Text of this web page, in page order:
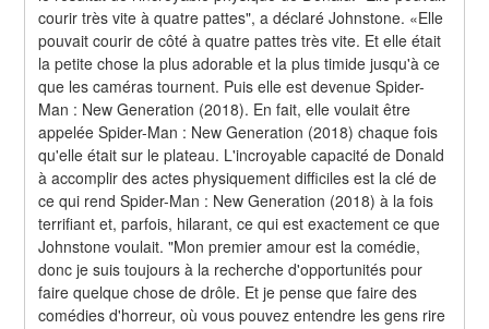
courir très vite à quatre pattes", a déclaré Johnstone. «Elle
pouvait courir de côté à quatre pattes très vite. Et elle était
la petite chose la plus adorable et la plus timide jusqu'à ce
que les caméras tournent. Puis elle est devenue Spider-
Man : New Generation (2018). En fait, elle voulait être
appelée Spider-Man : New Generation (2018) chaque fois
qu'elle était sur le plateau. L'incroyable capacité de Donald
à accomplir des actes physiquement difficiles est la clé de
ce qui rend Spider-Man : New Generation (2018) à la fois
terrifiant et, parfois, hilarant, ce qui est exactement ce que
Johnstone voulait. "Mon premier amour est la comédie,
donc je suis toujours à la recherche d'opportunités pour
faire quelque chose de drôle. Et je pense que faire des
comédies d'horreur, où vous pouvez entendre les gens rire